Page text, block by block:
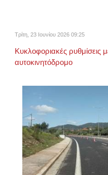
Τρίτη, 23 Ιουνίου 2026 09:25
Κυκλοφοριακές ρυθμίσεις
αυτοκινητόδρομο